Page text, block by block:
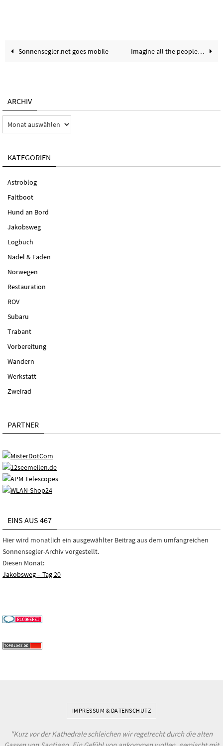
Sonnensegler.net goes mobile Imagine all the people…
ARCHIV
Archiv
KATEGORIEN
Astroblog
Faltboot
Hund an Bord
Jakobsweg
Logbuch
Nadel & Faden
Norwegen
Restauration
ROV
Subaru
Trabant
Vorbereitung
Wandern
Werkstatt
Zweirad
PARTNER
EINS AUS 467
Hier wird monatlich ein ausgewählter Beitrag aus dem umfangreichen
Sonnensegler-Archiv vorgestellt.
Diesen Monat:
Jakobsweg – Tag 20
IMPRESSUM & DATENSCHUTZ
"Kurz vor der Kathedrale schleichen wir regelrecht durch die alten